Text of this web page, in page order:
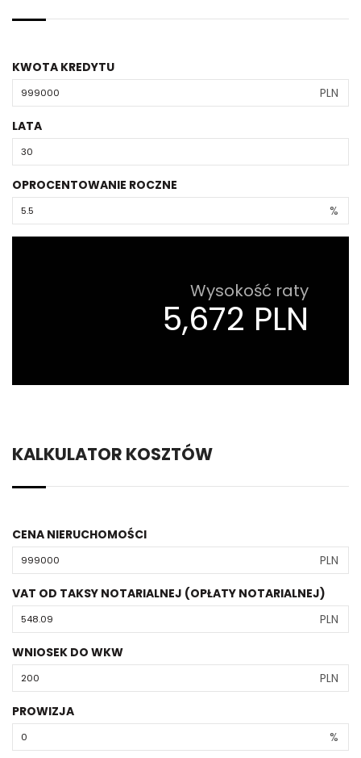
KWOTA KREDYTU
PLN
LATA
OPROCENTOWANIE ROCZNE
%
Wysokość raty
5,672 PLN
KALKULATOR KOSZTÓW
CENA NIERUCHOMOŚCI
PLN
VAT OD TAKSY NOTARIALNEJ (OPŁATY NOTARIALNEJ)
PLN
WNIOSEK DO WKW
PLN
PROWIZJA
%